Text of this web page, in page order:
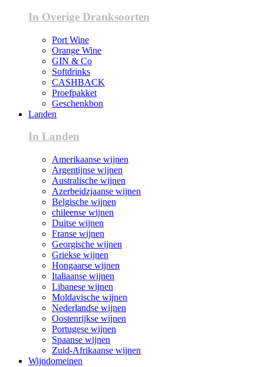
In Overige Dranksoorten
Port Wine
Orange Wine
GIN & Co
Softdrinks
CASHBACK
Proefpakket
Geschenkbon
Landen
In Landen
Amerikaanse wijnen
Argentijnse wijnen
Australische wijnen
Azerbeidzjaanse wijnen
Belgische wijnen
chileense wijnen
Duitse wijnen
Franse wijnen
Georgische wijnen
Griekse wijnen
Hongaarse wijnen
Italiaanse wijnen
Libanese wijnen
Moldavische wijnen
Nederlandse wijnen
Oostenrijkse wijnen
Portugese wijnen
Spaanse wijnen
Zuid-Afrikaanse wijnen
Wijndomeinen